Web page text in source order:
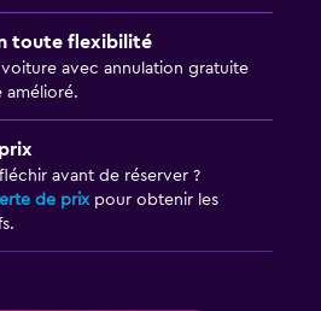
toute flexibilité
avec annulation gratuite
amélioré.
avant de réserver ?
de prixpour obtenir les